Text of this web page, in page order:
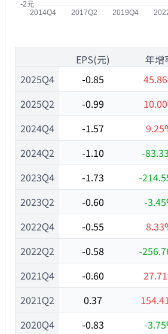
2025Q4
2025Q2
2024Q4
2024Q2
2023Q4
2023Q2
2022Q4
2022Q2
2021Q4
2021Q2
2020Q4
EPS(元) 年增
-0.85
-0.99
-1.57
-1.10
-
-1.73
-
-0.60
-
-0.55
-0.58
-
-0.60
0.37
-0.83
-